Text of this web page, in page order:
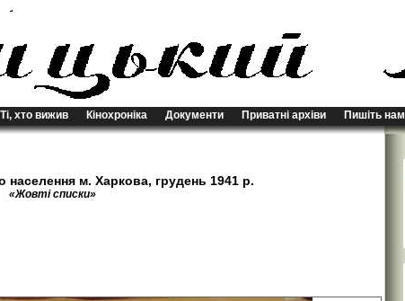
Ті, хто вижив Кінохроніка Документи Приватні архіви Пишіть нам
населення м. Харкова, грудень 1941 р.
«Жовті списки»